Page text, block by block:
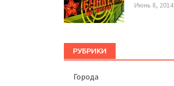
Июнь 8, 2014
РУБРИКИ
Города